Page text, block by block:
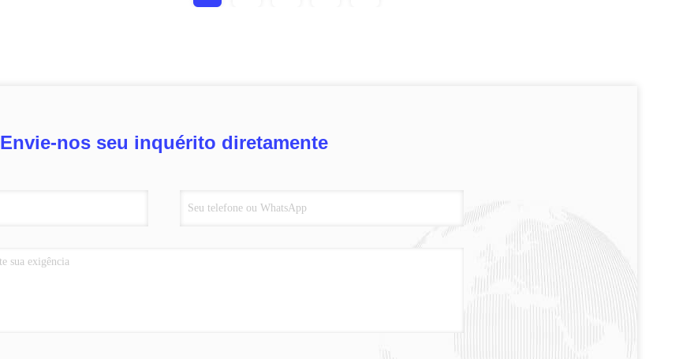
Envie-nos seu inquérito diretamente